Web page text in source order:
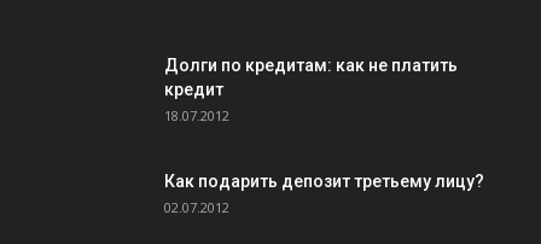
Долги по кредитам: как не платить
кредит
18.07.2012
Как подарить депозит третьему лицу?
02.07.2012